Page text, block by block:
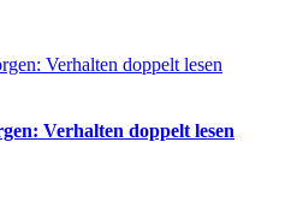
Verhalten doppelt lesen